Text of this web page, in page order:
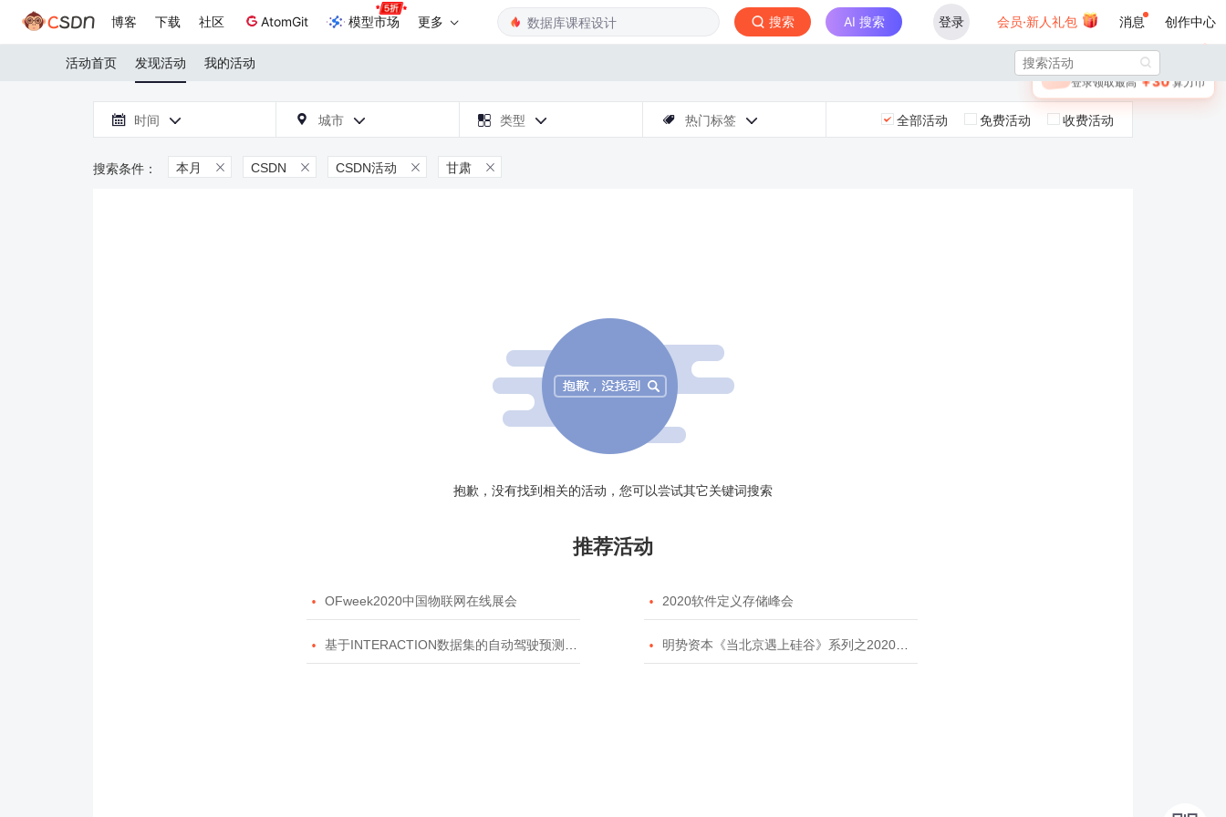
博客 下载 社区 AtomGit 模型市场 更多 搜索 AI 搜索 登录 会员·新人礼包 消息 创作中心
🎁 未登录
登录领取最高￥30算力币
活动首页 发现活动 我的活动 
 时间   城市   类型   热门标签  全部活动 免费活动 收费活动
本月  CSDN  CSDN活动  甘肃 
抱歉，没有找到相关的活动，您可以尝试其它关键词搜索
推荐活动
 OFweek2020中国物联网在线展会  2020软件定义存储峰会
 基于INTERACTION数据集的自动驾驶预测模型挑战赛  明势资本《当北京遇上硅谷》系列之2020年度开源峰会